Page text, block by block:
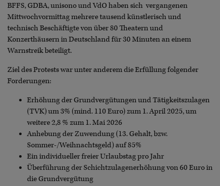
BFFS, GDBA, unisono und VdO haben sich vergangenen
Mittwochvormittag mehrere tausend künstlerisch und
technisch Beschäftigte von über 80 Theatern und
Konzerthäusern in Deutschland für 30 Minuten an einem
Warnstreik beteiligt.
Ziel des Protests war unter anderem die Erfüllung folgender
Forderungen:
Erhöhung der Grundvergütungen und Tätigkeitszulagen
(TVK) um 3% (mind. 110 Euro) zum 1. April 2025, um
weitere 2,8 % zum 1. Mai 2026
Anhebung der Zuwendung (13. Gehalt, bzw.
Sommer-/Weihnachtsgeld) auf 85%
Ein individueller freier Urlaubstag pro Jahr
Überführung der Schichtzulagenerhöhung von 60 Euro in
die Grundvergütung